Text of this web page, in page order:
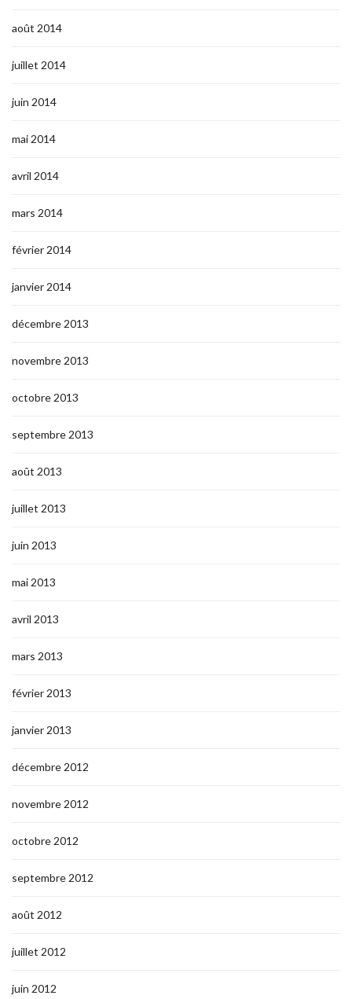
août 2014
juillet 2014
juin 2014
mai 2014
avril 2014
mars 2014
février 2014
janvier 2014
décembre 2013
novembre 2013
octobre 2013
septembre 2013
août 2013
juillet 2013
juin 2013
mai 2013
avril 2013
mars 2013
février 2013
janvier 2013
décembre 2012
novembre 2012
octobre 2012
septembre 2012
août 2012
juillet 2012
juin 2012